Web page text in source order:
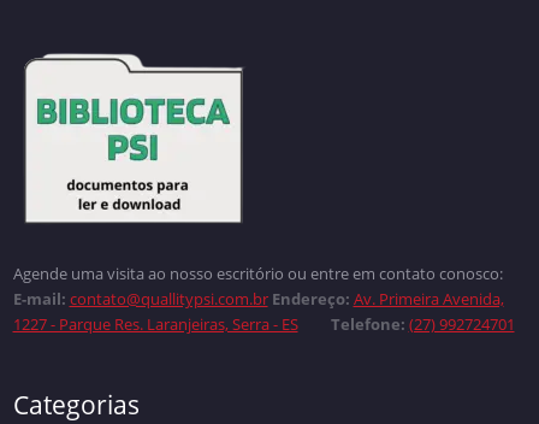
Agende uma visita ao nosso escritório ou entre em contato conosco:
E-mail: contato@quallitypsi.com.br Endereço: Av. Primeira Avenida,
1227 - Parque Res. Laranjeiras, Serra - ES
Telefone: (27) 992724701
Categorias